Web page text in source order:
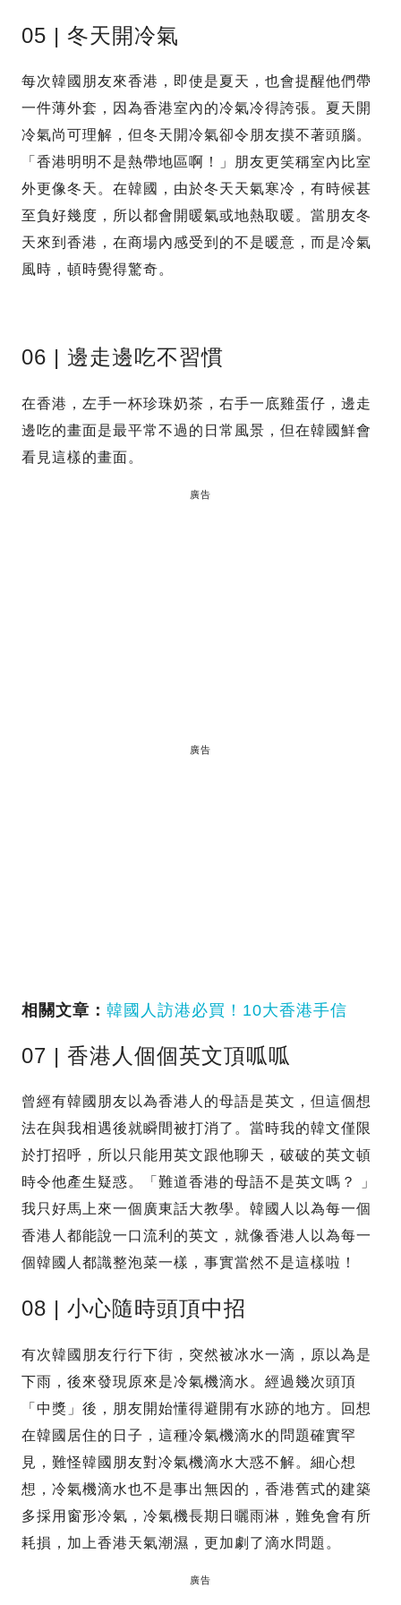
05 | 冬天開冷氣
每次韓國朋友來香港，即使是夏天，也會提醒他們帶
一件薄外套，因為香港室內的冷氣冷得誇張。夏天開
冷氣尚可理解，但冬天開冷氣卻令朋友摸不著頭腦。
「香港明明不是熱帶地區啊！」朋友更笑稱室內比室
外更像冬天。在韓國，由於冬天天氣寒冷，有時候甚
至負好幾度，所以都會開暖氣或地熱取暖。當朋友冬
天來到香港，在商場內感受到的不是暖意，而是冷氣
風時，頓時覺得驚奇。
06 | 邊走邊吃不習慣
在香港，左手一杯珍珠奶茶，右手一底雞蛋仔，邊走
邊吃的畫面是最平常不過的日常風景，但在韓國鮮會
看見這樣的畫面。
廣告
廣告
相關文章： 韓國人訪港必買！10大香港手信
07 | 香港人個個英文頂呱呱
曾經有韓國朋友以為香港人的母語是英文，但這個想
法在與我相遇後就瞬間被打消了。當時我的韓文僅限
於打招呼，所以只能用英文跟他聊天，破破的英文頓
時令他產生疑惑。「難道香港的母語不是英文嗎？ 」
我只好馬上來一個廣東話大教學。韓國人以為每一個
香港人都能說一口流利的英文，就像香港人以為每一
個韓國人都識整泡菜一樣，事實當然不是這樣啦！
08 | 小心隨時頭頂中招
有次韓國朋友行行下街，突然被冰水一滴，原以為是
下雨，後來發現原來是冷氣機滴水。經過幾次頭頂
「中獎」後，朋友開始懂得避開有水跡的地方。回想
在韓國居住的日子，這種冷氣機滴水的問題確實罕
見，難怪韓國朋友對冷氣機滴水大惑不解。細心想
想，冷氣機滴水也不是事出無因的，香港舊式的建築
多採用窗形冷氣，冷氣機長期日曬雨淋，難免會有所
耗損，加上香港天氣潮濕，更加劇了滴水問題。
廣告